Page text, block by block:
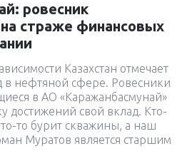
ровесник
страже финансовых
Казахстан отмечает
в нефтяной сфере. Ровесники
в АО «Каражанбасмунай»
достижений свой вклад. Кто-
то бурит скважины, а наш
Муратов является старшим